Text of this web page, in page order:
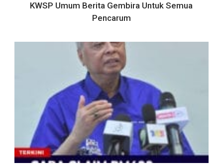
KWSP Umum Berita Gembira Untuk Semua
Pencarum